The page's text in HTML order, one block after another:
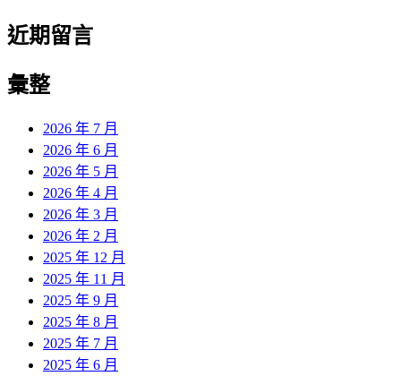
近期留言
彙整
2026 年 7 月
2026 年 6 月
2026 年 5 月
2026 年 4 月
2026 年 3 月
2026 年 2 月
2025 年 12 月
2025 年 11 月
2025 年 9 月
2025 年 8 月
2025 年 7 月
2025 年 6 月